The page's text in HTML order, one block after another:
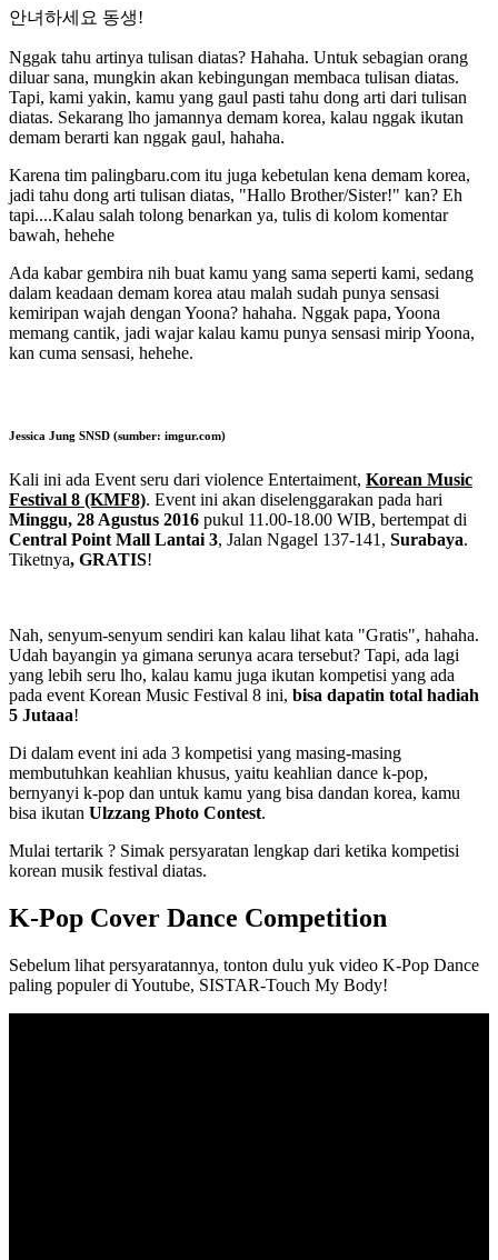
안녀하세요 동생!
Nggak tahu artinya tulisan diatas? Hahaha. Untuk sebagian orang
diluar sana, mungkin akan kebingungan membaca tulisan diatas.
Tapi, kami yakin, kamu yang gaul pasti tahu dong arti dari tulisan
diatas. Sekarang lho jamannya demam korea, kalau nggak ikutan
demam berarti kan nggak gaul, hahaha.
Karena tim palingbaru.com itu juga kebetulan kena demam korea,
jadi tahu dong arti tulisan diatas, "Hallo Brother/Sister!" kan? Eh
tapi....Kalau salah tolong benarkan ya, tulis di kolom komentar
bawah, hehehe
Ada kabar gembira nih buat kamu yang sama seperti kami, sedang
dalam keadaan demam korea atau malah sudah punya sensasi
kemiripan wajah dengan Yoona? hahaha. Nggak papa, Yoona
memang cantik, jadi wajar kalau kamu punya sensasi mirip Yoona,
kan cuma sensasi, hehehe.
Jessica Jung SNSD (sumber: imgur.com)
Kali ini ada Event seru dari violence Entertaiment, Korean Music
Festival 8 (KMF8). Event ini akan diselenggarakan pada hari
Minggu, 28 Agustus 2016 pukul 11.00-18.00 WIB, bertempat di
Central Point Mall Lantai 3, Jalan Ngagel 137-141, Surabaya.
Tiketnya, GRATIS!
Nah, senyum-senyum sendiri kan kalau lihat kata "Gratis", hahaha.
Udah bayangin ya gimana serunya acara tersebut? Tapi, ada lagi
yang lebih seru lho, kalau kamu juga ikutan kompetisi yang ada
pada event Korean Music Festival 8 ini, bisa dapatin total hadiah
5 Jutaaa!
Di dalam event ini ada 3 kompetisi yang masing-masing
membutuhkan keahlian khusus, yaitu keahlian dance k-pop,
bernyanyi k-pop dan untuk kamu yang bisa dandan korea, kamu
bisa ikutan Ulzzang Photo Contest.
Mulai tertarik ? Simak persyaratan lengkap dari ketika kompetisi
korean musik festival diatas.
K-Pop Cover Dance Competition
Sebelum lihat persyaratannya, tonton dulu yuk video K-Pop Dance
paling populer di Youtube, SISTAR-Touch My Body!